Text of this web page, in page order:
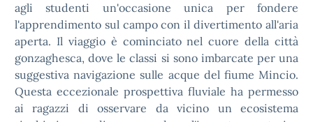
agli studenti un'occasione unica per fondere
l'apprendimento sul campo con il divertimento all'aria
aperta. Il viaggio è cominciato nel cuore della città
gonzaghesca, dove le classi si sono imbarcate per una
suggestiva navigazione sulle acque del fiume Mincio.
Questa eccezionale prospettiva fluviale ha permesso
ai ragazzi di osservare da vicino un ecosistema